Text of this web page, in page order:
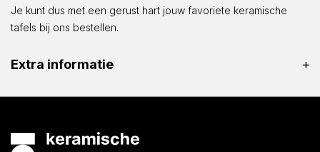
Je kunt dus met een gerust hart jouw favoriete keramische
tafels bij ons bestellen.
Extra informatie